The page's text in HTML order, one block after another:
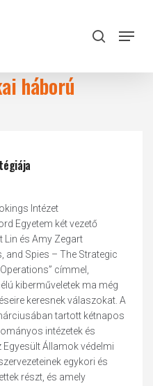
search
Menu
háború
Intézet
Egyetem két vezető
Lin és Amy Zegart
and Spies – The Strategic
címmel,
kiberműveletek ma még
keresnek válaszokat. A
tartott kétnapos
intézetek és
Államok védelmi
egykori és
részt, és amely
Close